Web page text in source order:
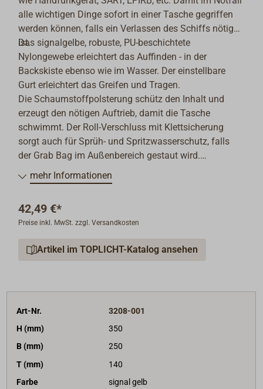
alle wichtigen Dinge sofort in einer Tasche gegriffen
werden können, falls ein Verlassen des Schiffs nötig
ist.
Das signalgelbe, robuste, PU-beschichtete
Nylongewebe erleichtert das Auffinden - in der
Backskiste ebenso wie im Wasser. Der einstellbare
Gurt erleichtert das Greifen und Tragen.
Die Schaumstoffpolsterung schütz den Inhalt und
erzeugt den nötigen Auftrieb, damit die Tasche
schwimmt. Der Roll-Verschluss mit Klettsicherung
sorgt auch für Sprüh- und Spritzwasserschutz, falls
der Grab Bag im Außenbereich gestaut wird.
Die Seekarte auf dem Foto gehört nicht zum
mehr Informationen
42,49 €*
Preise inkl. MwSt. zzgl. Versandkosten
Artikel im TOPLICHT-Katalog ansehen
Art-Nr.
3208-001
H (mm)
350
B (mm)
250
T (mm)
140
Farbe
signal gelb